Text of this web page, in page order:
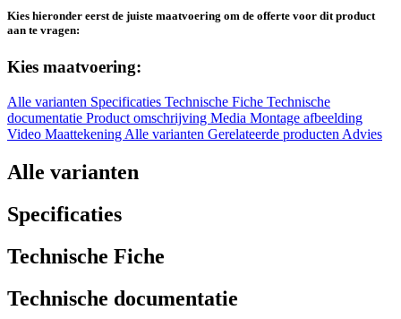
Kies hieronder eerst de juiste maatvoering om de offerte voor dit product
aan te vragen:
Kies maatvoering:
Alle varianten Specificaties Technische Fiche Technische
documentatie Product omschrijving Media Montage afbeelding
Video Maattekening Alle varianten Gerelateerde producten Advies
Alle varianten
Specificaties
Technische Fiche
Technische documentatie